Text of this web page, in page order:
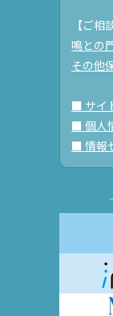
【ご相
鳴との
その他
■ サイ
■ 個人
■ 情報